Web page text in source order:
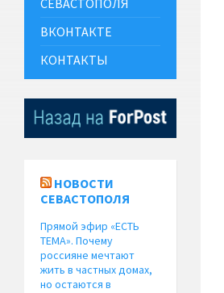
СЕВАСТОПОЛЯ
ВКОНТАКТЕ
КОНТАКТЫ
НОВОСТИ
СЕВАСТОПОЛЯ
Прямой эфир «ЕСТЬ
ТЕМА». Почему
россияне мечтают
жить в частных домах,
но остаются в